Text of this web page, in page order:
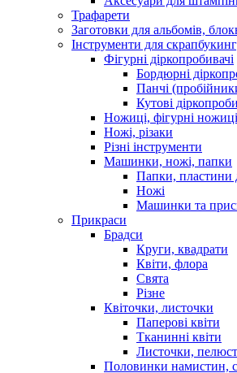
Трафарети
Заготовки для альбомів,
Інструменти для
Фігурні діркопробивачі
Бордюрні
Панчі
Кутові
Ножиці, фігурні ножиці
Ножі, різаки
Різні інструменти
Машинки, ножі, папки
Папки, пластини
Ножі
Машинки та
Прикраси
Брадси
Круги, квадрати
Квіти, флора
Свята
Різне
Квіточки, листочки
Паперові квіти
Тканинні квіти
Листочки,
Половинки намистин,